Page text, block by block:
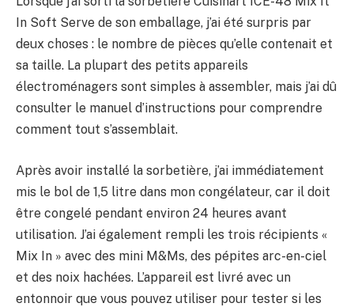
In Soft Serve de son emballage, j’ai été surpris par
deux choses : le nombre de pièces qu’elle contenait et
sa taille. La plupart des petits appareils
électroménagers sont simples à assembler, mais j’ai dû
consulter le manuel d’instructions pour comprendre
comment tout s’assemblait.
Après avoir installé la sorbetière, j’ai immédiatement
mis le bol de 1,5 litre dans mon congélateur, car il doit
être congelé pendant environ 24 heures avant
utilisation. J’ai également rempli les trois récipients «
Mix In » avec des mini M&Ms, des pépites arc-en-ciel
et des noix hachées. L’appareil est livré avec un
entonnoir que vous pouvez utiliser pour tester si les